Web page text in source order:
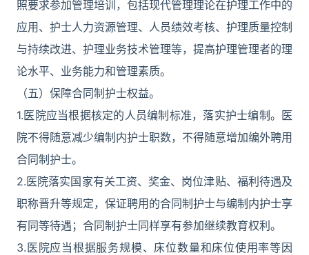
照要求参加管理培训，包括现代管理理论在护理工作中的
应用、护士人力资源管理、人员绩效考核、护理质量控制
与持续改进、护理业务技术管理等，提高护理管理者的理
论水平、业务能力和管理素质。
（五）保障合同制护士权益。
1.医院应当根据核定的人员编制标准，落实护士编制。医
院不得随意减少编制内护士职数，不得随意增加编外聘用
合同制护士。
2.医院落实国家有关工资、奖金、岗位津贴、福利待遇及
职称晋升等规定，保证聘用的合同制护士与编制内护士享
有同等待遇；合同制护士同样享有参加继续教育权利。
3.医院应当根据服务规模、床位数量和床位使用率等因